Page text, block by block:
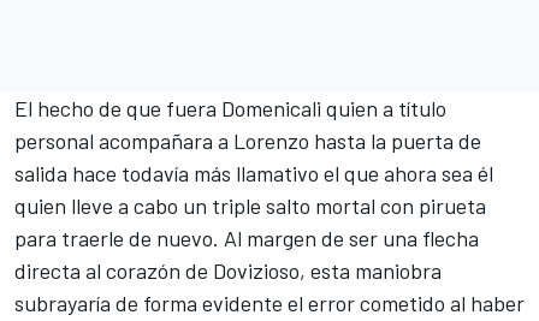
El hecho de que fuera Domenicali quien a título
personal acompañara a Lorenzo hasta la puerta de
salida hace todavía más llamativo el que ahora sea él
quien lleve a cabo un triple salto mortal con pirueta
para traerle de nuevo. Al margen de ser una flecha
directa al corazón de Dovizioso, esta maniobra
subrayaría de forma evidente el error cometido al haber